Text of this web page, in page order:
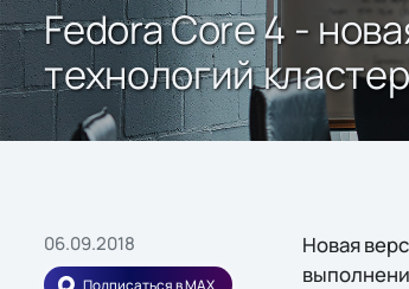
Fedora Core 4 -
технологий
06.09.2018
Подписаться в MAX
Новая